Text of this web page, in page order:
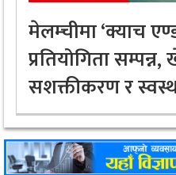
मेलम्चीमा ‘क्याच
प्रतियोगिता
सशक्तीकरण र